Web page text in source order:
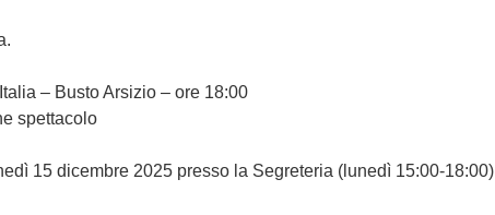
– Busto Arsizio – ore 18:00
spettacolo
15 dicembre 2025 presso la Segreteria (lunedì 15:00-18:00)